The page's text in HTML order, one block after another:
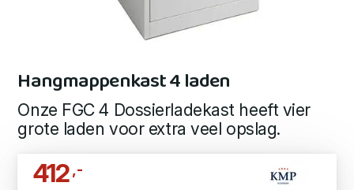
Hangmappenkast 4 laden
Onze FGC 4 Dossierladekast heeft vier
grote laden voor extra veel opslag.
412,-